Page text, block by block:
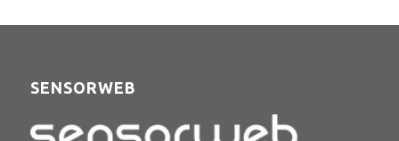
SENSORWEB